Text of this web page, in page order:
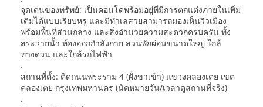
จุดเด่นของทรัพย์: เป็นคอนโดพร้อมอยู่ที่มีการตกแต่งภายในเพิ่ม
เติมได้แบบเรียบหรู และมีทำเลสวยสามารถมองเห็นวิวเมือง
พร้อมพื้นที่ส่วนกลาง และสิ่งอำนวยความสะดวกครบครัน ทั้ง
สระว่ายน้ำ ห้องออกกำลังกาย สวนพักผ่อนขนาดใหญ่ ใกล้
ทางด่วน และใกล้รถไฟฟ้า
.
สถานที่ตั้ง: ติดถนนพระราม 4 (ฝั่งขาเข้า) แขวงคลองเตย เขต
คลองเตย กรุงเทพมหานคร (นัดหมายวัน/เวลาดูสถานที่จริง)
.